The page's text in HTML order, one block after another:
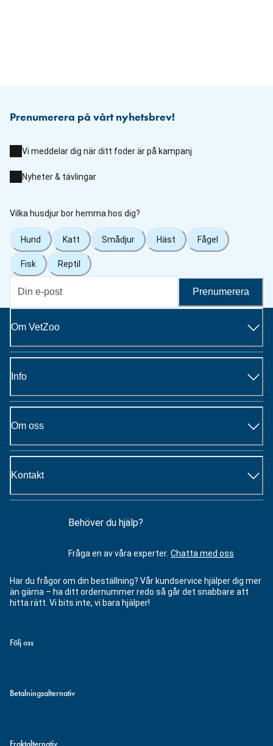
Prenumerera på vårt nyhetsbrev!
Vi meddelar dig när ditt foder är på kampanj
Nyheter & tävlingar
Vilka husdjur bor hemma hos dig?
Hund Katt Smådjur Häst Fågel
Fisk Reptil
Prenumerera
Om VetZoo
Info
Om oss
Kontakt
Behöver du hjälp?
Fråga en av våra experter. Chatta med oss
Har du frågor om din beställning? Vår kundservice hjälper dig mer
än gärna – ha ditt ordernummer redo så går det snabbare att
hitta rätt. Vi bits inte, vi bara hjälper!
Följ oss
Betalningsalternativ
Fraktalternativ